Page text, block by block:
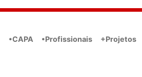
•CAPA •Profissionais +Projetos